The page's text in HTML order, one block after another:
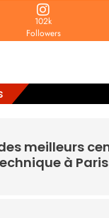
102k
Followers
meilleurs
à Paris